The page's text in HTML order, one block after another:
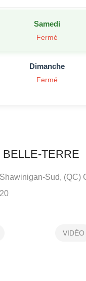
BELLE-TERRE
VIDÉO
Samedi
Fermé
Dimanche
Fermé